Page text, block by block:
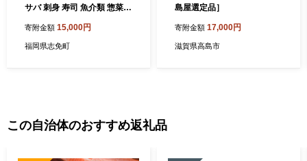
サバ 刺身 寿司 魚介類 惣菜
魚 福岡 九州
寄附金額 15,000円
福岡県志免町
島屋選定品］
寄附金額 17,000円
滋賀県高島市
この自治体のおすすめ返礼品